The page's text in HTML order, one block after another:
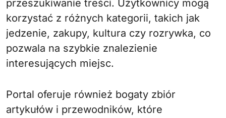
przeszukiwanie treści. Użytkownicy mogą
korzystać z różnych kategorii, takich jak
jedzenie, zakupy, kultura czy rozrywka, co
pozwala na szybkie znalezienie
interesujących miejsc.
Portal oferuje również bogaty zbiór
artykułów i przewodników, które